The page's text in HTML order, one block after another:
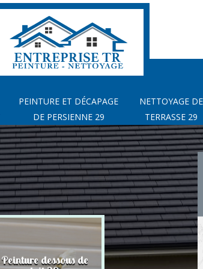
PEINTURE ET DÉCAPAGE
DE PERSIENNE 29
NETTOYAGE DE
TERRASSE 29
Peinture dessous de Peinture et